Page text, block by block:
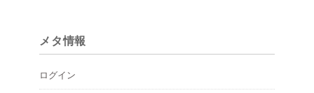
メタ情報
ログイン